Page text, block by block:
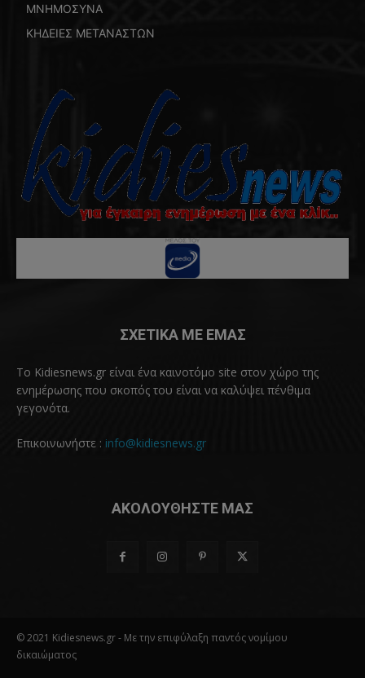
ΜΝΗΜΟΣΥΝΑ
ΚΗΔΕΙΕΣ ΜΕΤΑΝΑΣΤΩΝ
ΣΧΕΤΙΚΑ ΜΕ ΕΜΑΣ
Το Kidiesnews.gr είναι ένα καινοτόμο site στον χώρο της
ενημέρωσης που σκοπός του είναι να καλύψει πένθιμα
γεγονότα.
Επικοινωνήστε : info@kidiesnews.gr
ΑΚΟΛΟΥΘΗΣΤΕ ΜΑΣ
© 2021 Kidiesnews.gr - Με την επιφύλαξη παντός νομίμου
δικαιώματος